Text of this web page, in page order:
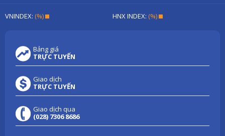
VNINDEX: (%) HNX INDEX: (%)
Bảng giá
TRỰC TUYẾN
Giao dịch
TRỰC TUYẾN
Giao dịch qua
(028) 7306 8686